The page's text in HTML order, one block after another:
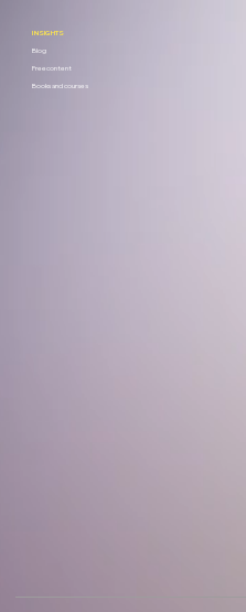
INSIGHTS
Blog
Free content
Books and courses